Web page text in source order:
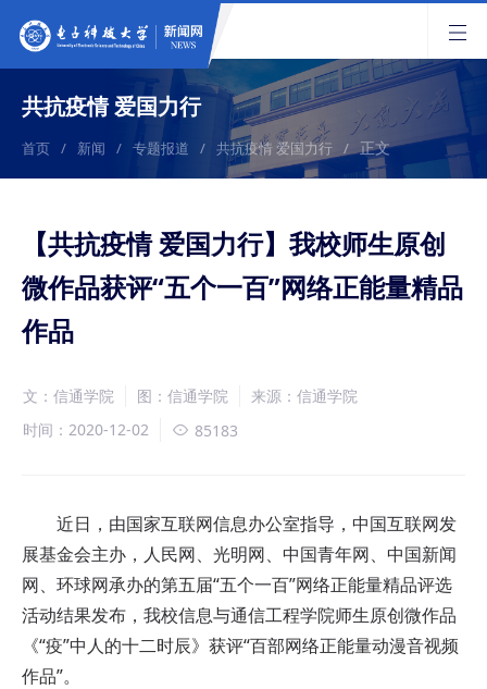
共抗疫情 爱国力行
首页 / 新闻 / 专题报道 / 共抗疫情 爱国力行 / 正文
【共抗疫情 爱国力行】我校师生原创
微作品获评“五个一百”网络正能量精品
作品
文：信通学院 图：信通学院
来源：信通学院
时间：2020-12-02
85183
近日，由国家互联网信息办公室指导，中国互联网发
展基金会主办，人民网、光明网、中国青年网、中国新闻
网、环球网承办的第五届“五个一百”网络正能量精品评选
活动结果发布，我校信息与通信工程学院师生原创微作品
《“疫”中人的十二时辰》获评“百部网络正能量动漫音视频
作品”。